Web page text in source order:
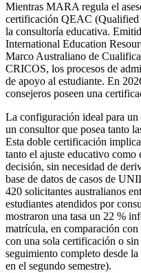
Mientras MARA regula el
certificación QEAC (Qualified
la consultoría educativa.
International Education
Marco Australiano de
CRICOS, los procesos de
de apoyo al estudiante. En
consejeros poseen una
La configuración ideal para un
un consultor que posea tanto
Esta doble certificación
tanto el ajuste educativo
decisión, sin necesidad de
base de datos de casos de
420 solicitantes australianos
estudiantes atendidos por
mostraron una tasa un 22 %
matrícula, en comparación
con una sola certificación o
seguimiento completo desde
en el segundo semestre).